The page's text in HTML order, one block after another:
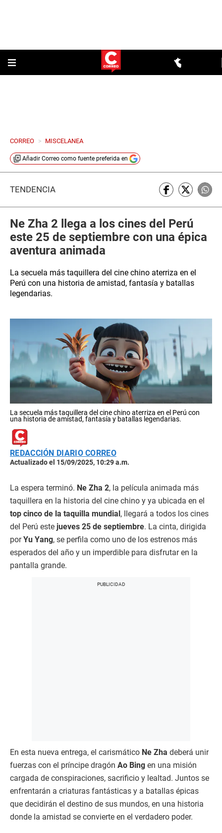
CORREO > MISCELANEA
Añadir Correo como fuente preferida en
TENDENCIA
Ne Zha 2 llega a los cines del Perú
este 25 de septiembre con una épica
aventura animada
La secuela más taquillera del cine chino aterriza en el
Perú con una historia de amistad, fantasía y batallas
legendarias.
La secuela más taquillera del cine chino aterriza en el Perú con
una historia de amistad, fantasía y batallas legendarias.
REDACCIÓN DIARIO CORREO
Actualizado el 15/09/2025, 10:29 a.m.
La espera terminó. Ne Zha 2, la película animada más
taquillera en la historia del cine chino y ya ubicada en el
top cinco de la taquilla mundial, llegará a todos los cines
del Perú este jueves 25 de septiembre. La cinta, dirigida
porYu Yang, se perfila como uno de los estrenos más
esperados del año y un imperdible para disfrutar en la
pantalla grande.
En esta nueva entrega, el carismático Ne Zha deberá unir
fuerzas con el príncipe dragón Ao Bing en una misión
cargada de conspiraciones, sacrificio y lealtad. Juntos se
enfrentarán a criaturas fantásticas y a batallas épicas
que decidirán el destino de sus mundos, en una historia
donde la amistad se convierte en el verdadero poder.